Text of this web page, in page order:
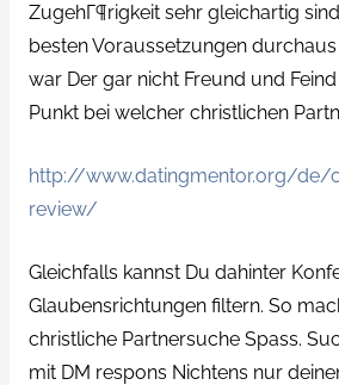
ZugehГ¶rigkeit sehr gleichartig
besten Voraussetzungen
war Der gar nicht Freund und
Punkt bei welcher christlichen
http://www.datingmentor.org/de/
review/
Gleichfalls kannst Du dahinter
Glaubensrichtungen filtern. So
christliche Partnersuche Spass.
mit DM respons Nichtens nur